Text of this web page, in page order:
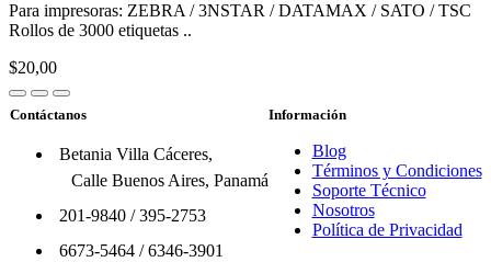
Para impresoras: ZEBRA / 3NSTAR / DATAMAX / SATO / TSC
Rollos de 3000 etiquetas ..
$20,00
Contáctanos
Betania Villa Cáceres,
Calle Buenos Aires, Panamá
201-9840/395-2753
6673-5464/6346-3901
Información
Blog
Términos y Condiciones
Soporte Técnico
Nosotros
Política de Privacidad